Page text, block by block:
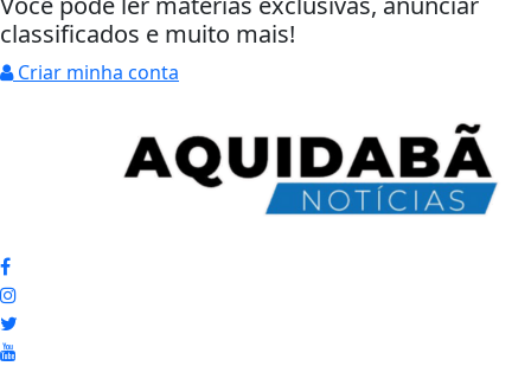
classificados e muito mais!
Criar minha conta